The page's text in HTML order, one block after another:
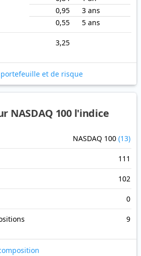
0,95
3 ans
0,55
5 ans
3,25
et de risque
NASDAQ 100 l'indice
NASDAQ 100 (13)
111
102
0
9